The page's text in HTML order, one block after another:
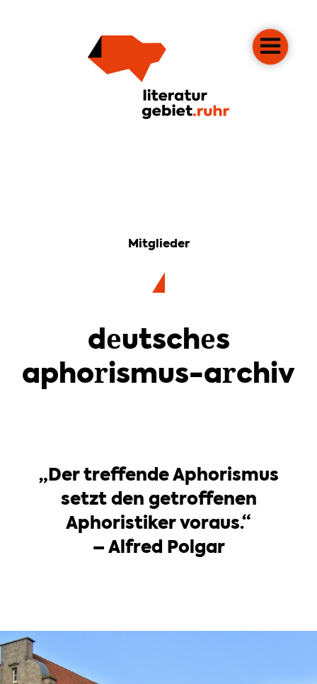
Mitglieder
deutsches
aphorismus-archiv
„Der treffende Aphorismus
setzt den getroffenen
Aphoristiker voraus.“
– Alfred Polgar